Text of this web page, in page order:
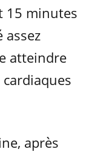
15 minutes
assez
atteindre
après